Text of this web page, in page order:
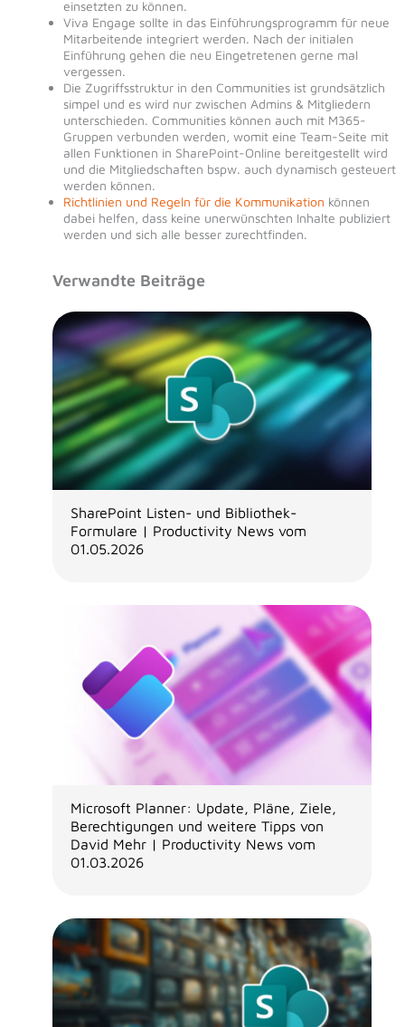
einsetzten zu können.
Viva Engage sollte in das Einführungsprogramm für neue
Mitarbeitende integriert werden. Nach der initialen
Einführung gehen die neu Eingetretenen gerne mal
vergessen.
Die Zugriffsstruktur in den Communities ist grundsätzlich
simpel und es wird nur zwischen Admins & Mitgliedern
unterschieden. Communities können auch mit M365-
Gruppen verbunden werden, womit eine Team-Seite mit
allen Funktionen in SharePoint-Online bereitgestellt wird
und die Mitgliedschaften bspw. auch dynamisch gesteuert
werden können.
Richtlinien und Regeln für die Kommunikation können
dabei helfen, dass keine unerwünschten Inhalte publiziert
werden und sich alle besser zurechtfinden.
Verwandte Beiträge
SharePoint Listen- und Bibliothek-
Formulare | Productivity News vom
01.05.2026
Microsoft Planner: Update, Pläne, Ziele,
Berechtigungen und weitere Tipps von
David Mehr | Productivity News vom
01.03.2026